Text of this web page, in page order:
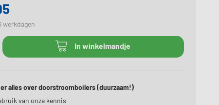
werkdagen
In winkelmandje
alles over doorstroomboilers (duurzaam!)
van onze kennis